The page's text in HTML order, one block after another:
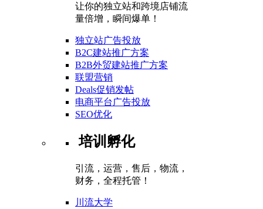
让你的独立站和跨境店铺流
量倍增，瞬间爆单！
独立站广告投放
B2C建站推广方案
B2B外贸建站推广方案
联盟营销
Deals促销发帖
电商平台广告投放
SEO优化
培训孵化
引流，运营，售后，物流，
财务，全程托管！
川流大学